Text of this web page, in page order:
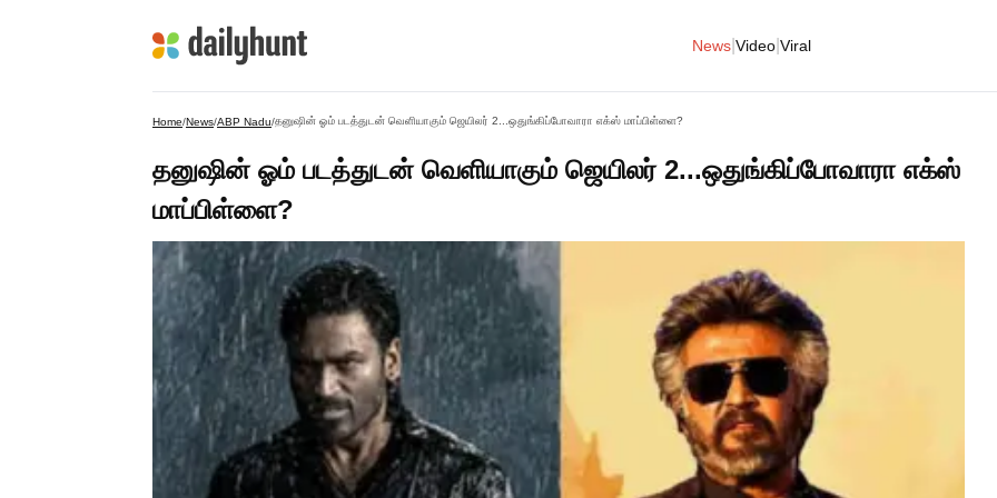
News Video Viral
Home/News/ABP Nadu/தனுஷின் ஓம் படத்துடன் வெளியாகும் ஜெயிலர் 2...ஒதுங்கிப்போவாரா எக்ஸ் மாப்பிள்ளை?
தனுஷின் ஓம் படத்துடன் வெளியாகும் ஜெயிலர் 2...ஒதுங்கிப்போவாரா எக்ஸ்
மாப்பிள்ளை?